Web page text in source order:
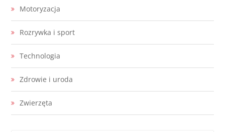
Motoryzacja
Rozrywka i sport
Technologia
Zdrowie i uroda
Zwierzęta